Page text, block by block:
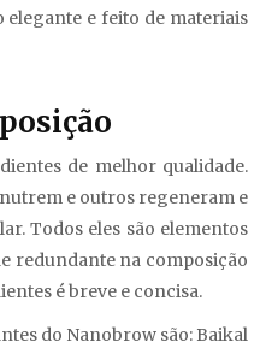
elegante e feito de materiais
de melhor qualidade.
e outros regeneram e
Todos eles são elementos
redundante na composição
é breve e concisa.
do Nanobrow são: Baikal